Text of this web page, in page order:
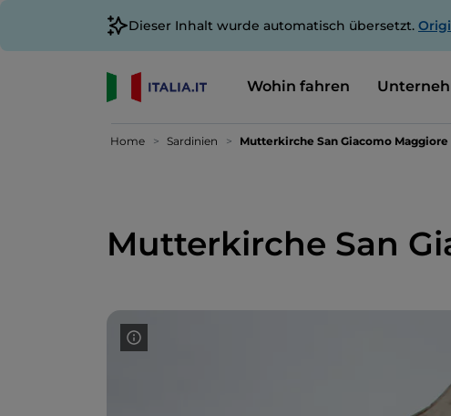
Dieser Inhalt wurde automatisch übersetzt.
Wohin fahren
Home Sardinien Mutterkirche San Giacomo Maggiore
Mutterkirche San